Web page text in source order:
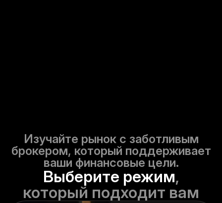
Изучайте рынок с заботливым
брокером, который поддерживает
ваши финансовые цели.
Выберите режим,
который подходит вам